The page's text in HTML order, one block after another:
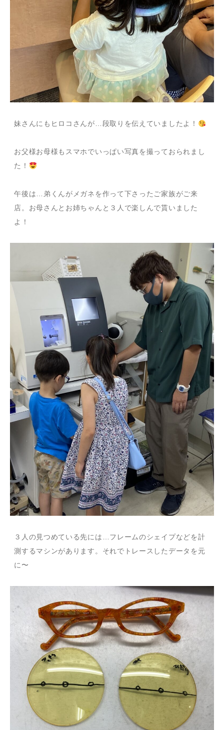
妹さんにもヒロコさんが…段取りを伝えていましたよ！
お父様お母様もスマホでいっぱい写真を撮っておられまし
た！
午後は…弟くんがメガネを作って下さったご家族がご来
店。お母さんとお姉ちゃんと３人で楽しんで貰いました
よ！
３人の見つめている先には…フレームのシェイプなどを計
測するマシンがあります。それでトレースしたデータを元
に〜